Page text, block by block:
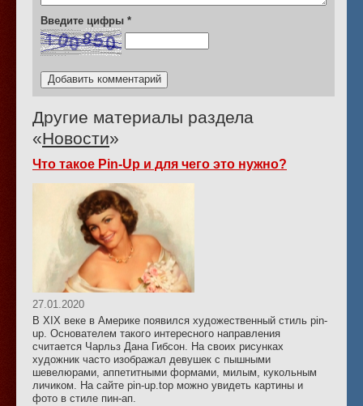
Введите цифры *
Другие материалы раздела
«Новости»
Что такое Pin-Up и для чего это нужно?
27.01.2020
В XIX веке в Америке появился художественный стиль pin-
up. Основателем такого интересного направления
считается Чарльз Дана Гибсон. На своих рисунках
художник часто изображал девушек с пышными
шевелюрами, аппетитными формами, милым, кукольным
личиком. На сайте pin-up.top можно увидеть картины и
фото в стиле пин-ап.